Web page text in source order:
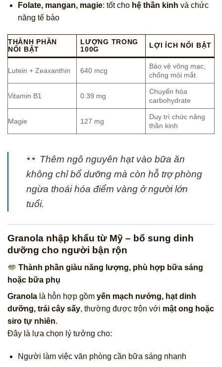
Folate, mangan, magie: tốt cho hệ thần kinh và chức
năng tế bào
THÀNH PHẦN
NỔI BẬT
LƯỢNG TRONG
100G
LỢI ÍCH NỔI BẬT
Lutein + Zeaxanthin 640 mcg
Bảo vệ võng mạc,
chống mỏi mắt
Vitamin B1 0.39 mg
Chuyển hóa
carbohydrate
Magie 127 mg
Duy trì chức năng
thần kinh
Thêm ngô nguyên hạt vào bữa ăn
không chỉ bổ dưỡng mà còn hỗ trợ phòng
ngừa thoái hóa điểm vàng ở người lớn
tuổi.
Granola nhập khẩu từ Mỹ – bổ sung dinh
dưỡng cho người bận rộn
Thành phần giàu năng lượng, phù hợp bữa sáng
hoặc bữa phụ
Granola là hỗn hợp gồm yến mạch nướng, hạt dinh
dưỡng, trái cây sấy, thường được trộn với mật ong hoặc
siro tự nhiên.
Đây là lựa chọn lý tưởng cho:
Người làm việc văn phòng cần bữa sáng nhanh